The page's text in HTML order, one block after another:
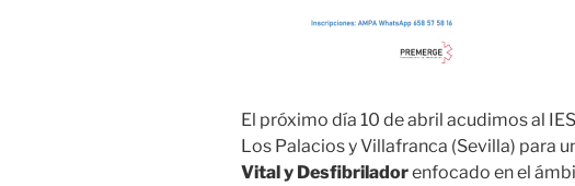
El próximo día 10 de abril acudimos al
Los Palacios y Villafranca (Sevilla) para
Vital y Desfibriladorenfocado en el